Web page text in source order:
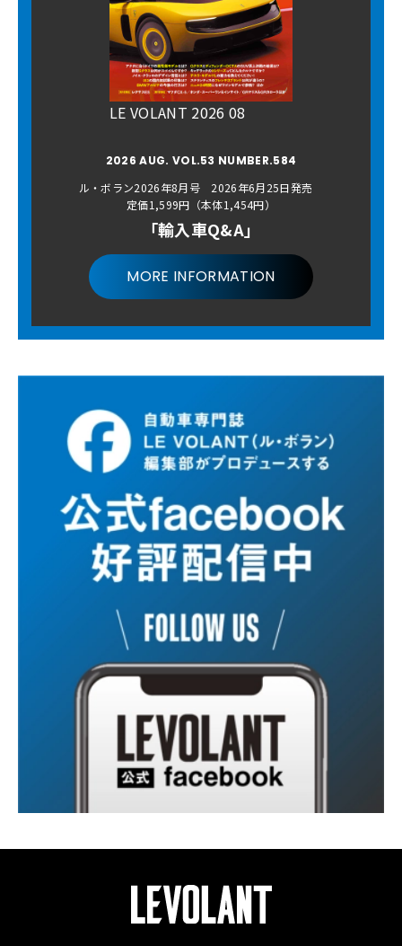
LE VOLANT 2026 08
2026 AUG. VOL.53 NUMBER.584
ル・ボラン2026年8月号 2026年6月25日発売
定価1,599円（本体1,454円）
「輸入車Q&A」
MORE INFORMATION